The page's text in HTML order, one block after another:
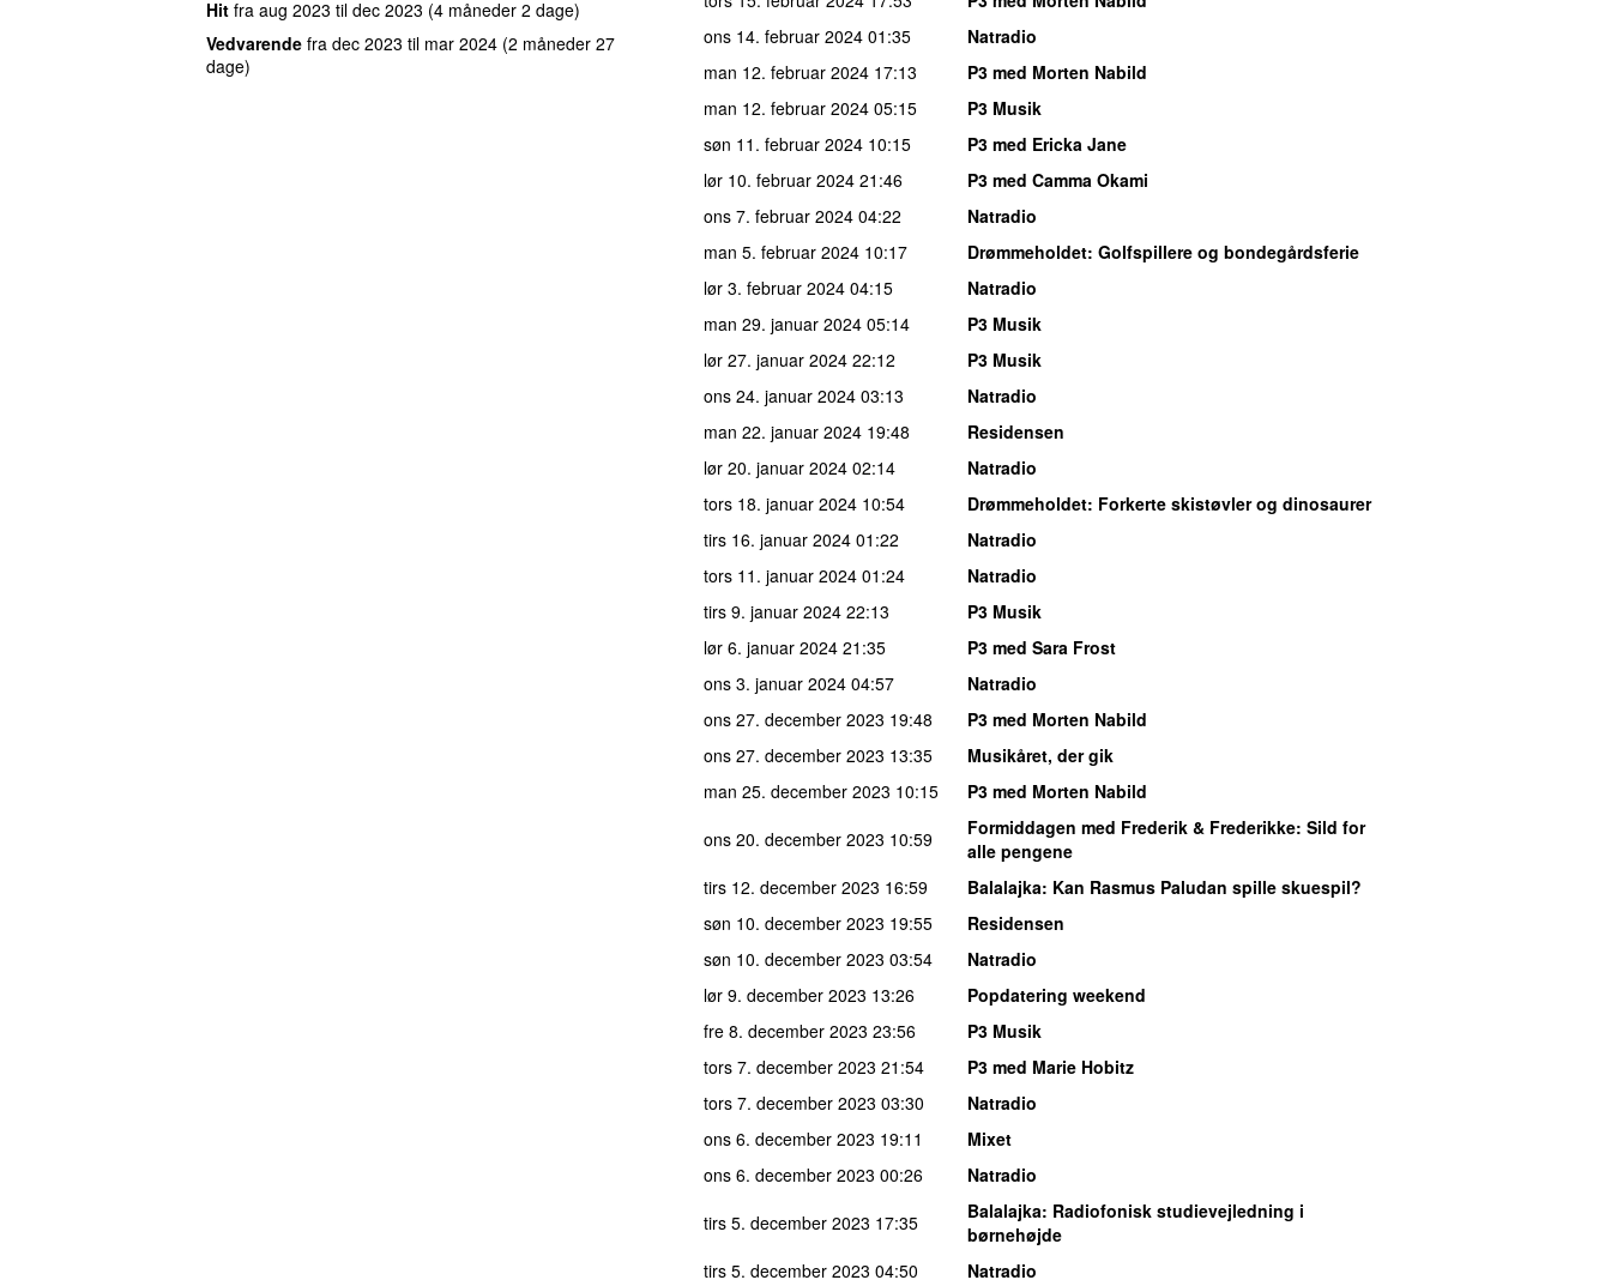
Hit fra aug 2023 til dec 2023 (4 måneder 2 dage)
Vedvarende fra dec 2023 til mar 2024 (2 måneder 27
dage)
ons 14. februar 2024 01:35
Natradio
man 12. februar 2024 17:13
P3 med Morten Nabild
man 12. februar 2024 05:15
P3 Musik
søn 11. februar 2024 10:15
P3 med Ericka Jane
lør 10. februar 2024 21:46
P3 med Camma Okami
ons 7. februar 2024 04:22
Natradio
man 5. februar 2024 10:17 Drømmeholdet: Golfspillere og bondegårdsferie
lør 3. februar 2024 04:15
Natradio
man 29. januar 2024 05:14
P3 Musik
lør 27. januar 2024 22:12
P3 Musik
ons 24. januar 2024 03:13
Natradio
man 22. januar 2024 19:48
Residensen
lør 20. januar 2024 02:14
Natradio
tors 18. januar 2024 10:54 Drømmeholdet: Forkerte skistøvler og dinosaurer
tirs 16. januar 2024 01:22
Natradio
tors 11. januar 2024 01:24
Natradio
tirs 9. januar 2024 22:13
P3 Musik
lør 6. januar 2024 21:35
P3 med Sara Frost
ons 3. januar 2024 04:57
Natradio
ons 27. december 2023 19:48
P3 med Morten Nabild
ons 27. december 2023 13:35
Musikåret, der gik
man 25. december 2023 10:15
P3 med Morten Nabild
ons 20. december 2023 10:59 Formiddagen med Frederik & Frederikke: Sild for
alle pengene
tirs 12. december 2023 16:59 Balalajka: Kan Rasmus Paludan spille skuespil?
søn 10. december 2023 19:55
Residensen
søn 10. december 2023 03:54
Natradio
lør 9. december 2023 13:26
Popdatering weekend
fre 8. december 2023 23:56
P3 Musik
tors 7. december 2023 21:54
P3 med Marie Hobitz
tors 7. december 2023 03:30
Natradio
ons 6. december 2023 19:11
Mixet
ons 6. december 2023 00:26
Natradio
tirs 5. december 2023 17:35 Balalajka: Radiofonisk studievejledning i
børnehøjde
tirs 5. december 2023 04:50
Natradio